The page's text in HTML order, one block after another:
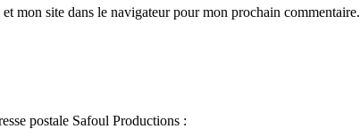
mon site dans le navigateur pour mon prochain commentaire.
postale Safoul Productions :